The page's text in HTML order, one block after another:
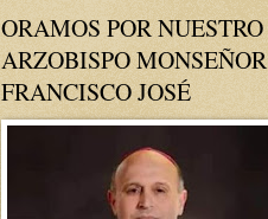
ORAMOS POR NUESTRO
ARZOBISPO MONSEÑOR
FRANCISCO JOSÉ